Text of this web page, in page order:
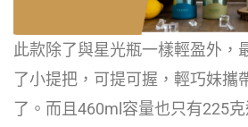
此款除了與星光瓶一樣輕盈外，
了小提把，可提可握，輕巧妹攜
了。而且460ml容量也只有225